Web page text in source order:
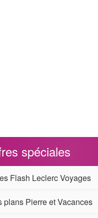
spéciales
Flash Leclerc Voyages
plans Pierre et Vacances